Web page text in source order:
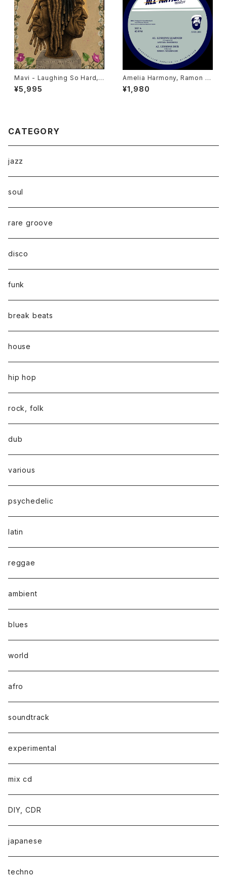
Mavi - Laughing So Hard, I
t Hurts "LP"
¥5,995
Amelia Harmony, Ramon J
udah, Jah 93, Simon Nyabi
nghi - Lessons Learned "1
¥1,980
CATEGORY
jazz
soul
rare groove
disco
funk
break beats
house
hip hop
rock, folk
dub
various
psychedelic
latin
reggae
ambient
blues
world
afro
soundtrack
experimental
mix cd
DIY, CDR
japanese
techno